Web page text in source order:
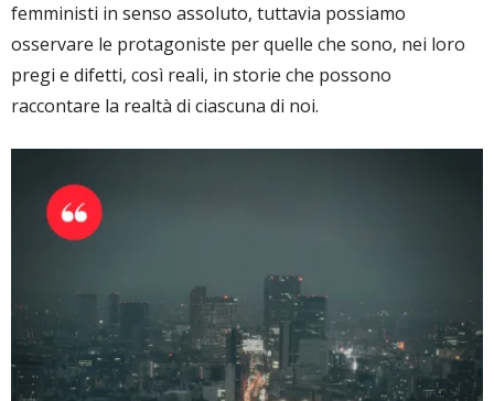
femministi in senso assoluto, tuttavia possiamo
osservare le protagoniste per quelle che sono, nei loro
pregi e difetti, così reali, in storie che possono
raccontare la realtà di ciascuna di noi.